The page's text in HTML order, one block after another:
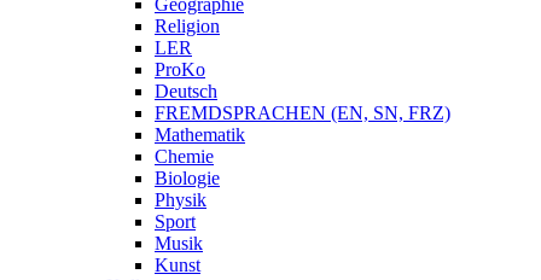
Religion
LER
ProKo
Deutsch
FREMDSPRACHEN (EN, SN, FRZ)
Mathematik
Chemie
Biologie
Physik
Sport
Musik
Kunst